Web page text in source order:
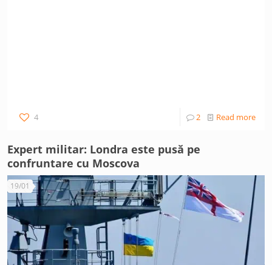
4 2 Read more
Expert militar: Londra este pusă pe
confruntare cu Moscova
19/01